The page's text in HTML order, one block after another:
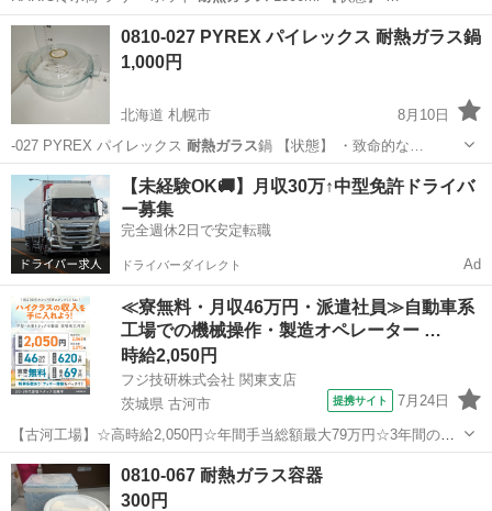
愛知 名古屋市
0810-027 PYREX パイレックス 耐熱ガラス鍋
1,000円
北海道 札幌市
8月10日
-027 PYREX パイレックス 耐熱ガラス 鍋 【状態】 ・致命的な…
北海道 札幌市 調理器具 パイレックス
【未経験OK🚚】月収30万↑中型免許ドライバ
ー募集
完全週休2日で安定転職
ドライバーダイレクト Ad
≪寮無料・月収46万円・派遣社員≫自動車系
工場での機械操作・製造オペレーター …
時給2,050円
フジ技研株式会社 関東支店
茨城県 古河市
提携サイト 7月24日
【古河工場】☆高時給2,050円☆年間手当総額最大79万円☆3年間の手
当総額169万円☆年収630万円可☆寮費無料☆大手トラックメーカーで
の組立組付のお仕事☆自動車業界経験者積極採用中！！【20代でも年
収500万円が目指せる...
茨城 古河市
0810-067 耐熱ガラス容器
300円